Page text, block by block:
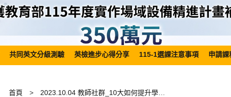
共同英文分級測驗 英檢進步心得分享 115-1選課注意事項 申請
首頁